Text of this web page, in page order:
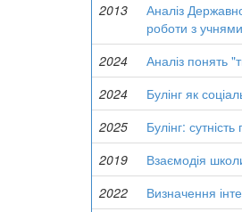
2013
Аналіз
роботи з
2024 Аналіз понять
2024
Булінг як
2025
Булінг:
2019
Взаємодія
2022
Визначення